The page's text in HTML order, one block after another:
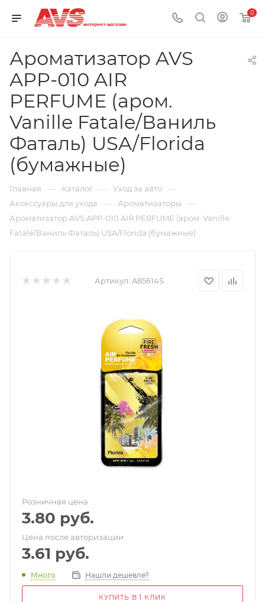
0
Ароматизатор AVS
APP-010 AIR
PERFUME (аром.
Vanille Fatale/Ваниль
Фаталь) USA/Florida
(бумажные)
Главная — Каталог — Уход за авто —
Аксессуары для ухода — Ароматизаторы —
Ароматизатор AVS APP-010 AIR PERFUME (аром. Vanille
Fatale/Ваниль Фаталь) USA/Florida (бумажные)
Артикул: A85614S
Розничная цена
3.80 руб.
Цена после авторизации
3.61 руб.
Много Нашли дешевле?
КУПИТЬ В 1 КЛИК